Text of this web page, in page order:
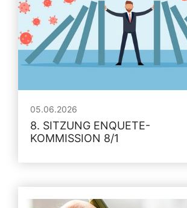
05.06.2026
8. SITZUNG ENQUETE-
KOMMISSION 8/1